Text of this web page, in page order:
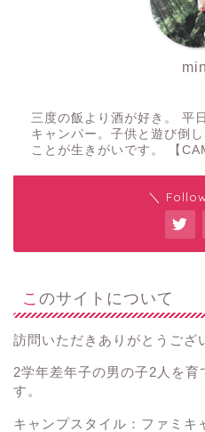
三度の飯より酒が好き。 平
キャンパー。子供と遊び倒
ことが生きがいです。 【
＼
このサイトについて
訪問いただきありがとうござ
2学年差年子の男の子2人を
す。
キャンプスタイル：ファミキ